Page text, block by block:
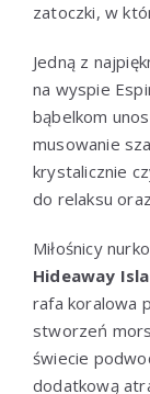
zatoczki, w
Jedną z
na wyspie
bąbelkom
musowanie
krystalicznie
do relaksu
Miłośnicy
Hideaway
rafa koralowa
stworzeń
świecie
dodatkową